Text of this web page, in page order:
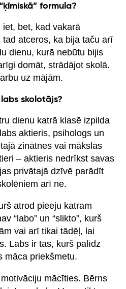
formula?
bet, kad vakarā
atceros, ka bija taču arī
dienu, kurā nebūtu bijis
domāt, strādājot skolā.
uz mājām.
skolotājs?
dienu katrā klasē izpilda
aktieris, psihologs un
zinātnes vai mākslas
– aktieris nedrīkst savas
privātajā dzīvē parādīt
arī ne.
atrod pieeju katram
“labo” un “slikto”, kurš
vai arī tikai tādēļ, lai
Labs ir tas, kurš palīdz
māca priekšmetu.
mācīties. Bērns